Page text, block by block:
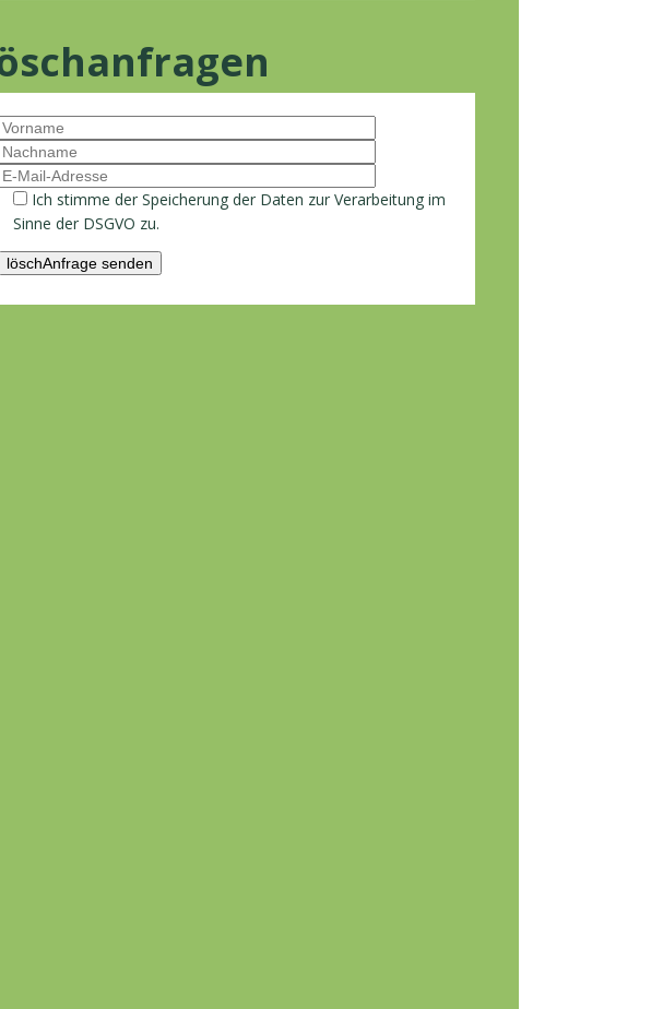
Ich stimme der Speicherung der Daten zur Verarbeitung im
Sinne der DSGVO zu.